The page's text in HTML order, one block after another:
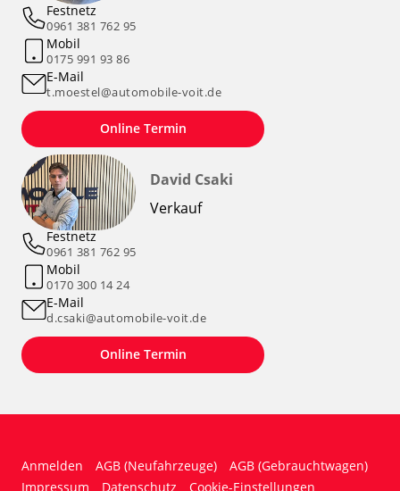
Festnetz
0961 381 762 95
Mobil
0175 991 93 86
E-Mail
t.moestel@automobile-voit.de
Online Termin
David Csaki
Verkauf
Festnetz
0961 381 762 95
Mobil
0170 300 14 24
E-Mail
d.csaki@automobile-voit.de
Online Termin
Anmelden AGB (Neufahrzeuge)
AGB (Gebrauchtwagen)
Impressum
Datenschutz Cookie-Einstellungen